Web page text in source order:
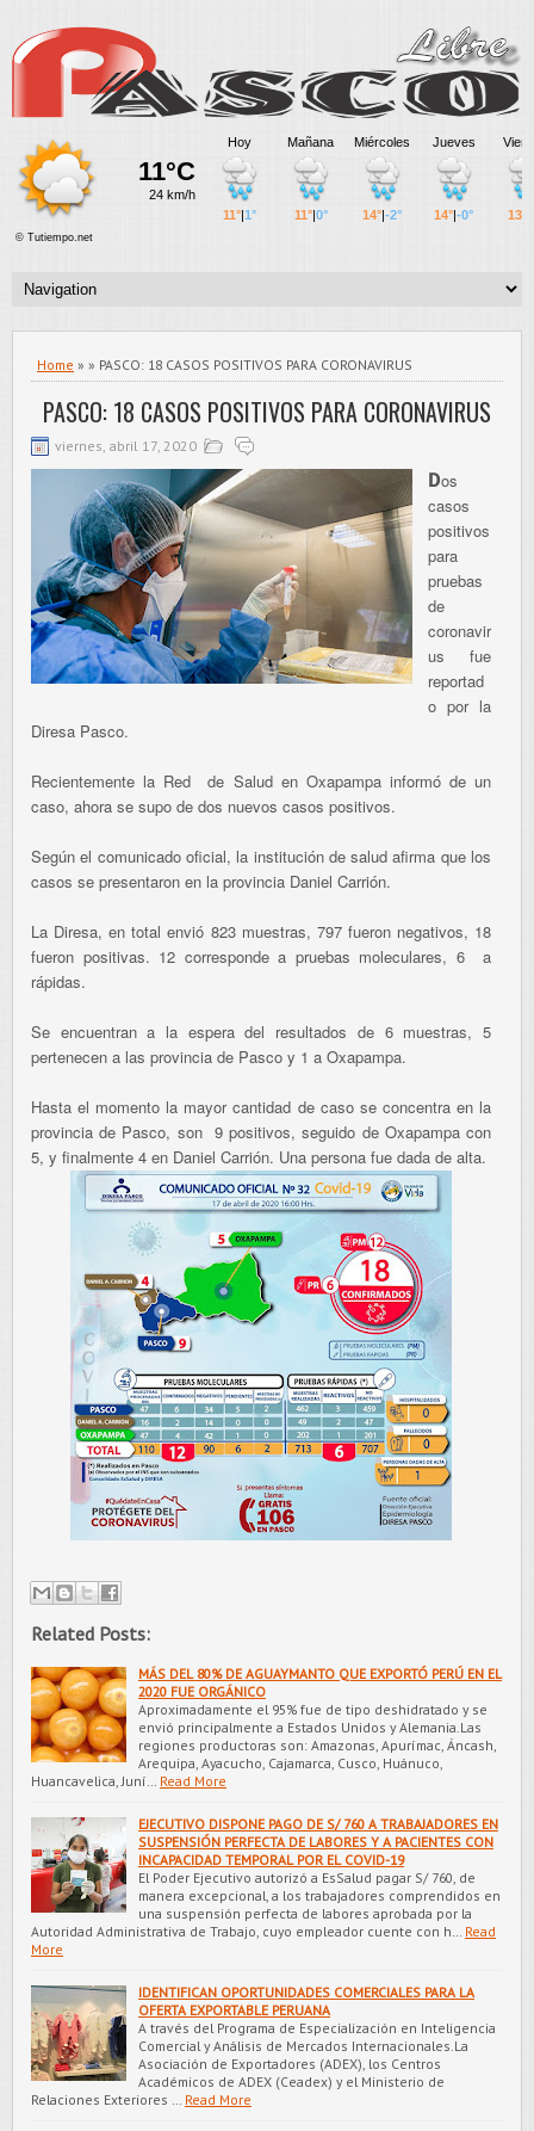
Home » » PASCO: 18 CASOS POSITIVOS PARA CORONAVIRUS
PASCO: 18 CASOS POSITIVOS PARA CORONAVIRUS
viernes, abril 17, 2020
Dos
casos
positivos
para
pruebas
de
coronavir
us fue
reportad
o por la
Diresa Pasco.
Recientemente la Red de Salud en Oxapampa informó de un
caso, ahora se supo de dos nuevos casos positivos.
Según el comunicado oficial, la institución de salud afirma que los
casos se presentaron en la provincia Daniel Carrión.
La Diresa, en total envió 823‬ muestras, 797‬ fueron negativos, 18
fueron positivas. 12 corresponde a pruebas moleculares, 6 a
rápidas.
Se encuentran a la espera del resultados de 6 muestras, 5
pertenecen a las provincia de Pasco y 1 a Oxapampa.
Hasta el momento la mayor cantidad de caso se concentra en la
provincia de Pasco, son 9 positivos, seguido de Oxapampa con
5, y finalmente 4 en Daniel Carrión. Una persona fue dada de alta.
Related Posts:
MÁS DEL 80% DE AGUAYMANTO QUE EXPORTÓ PERÚ EN EL
2020 FUE ORGÁNICO
Aproximadamente el 95% fue de tipo deshidratado y se
envió principalmente a Estados Unidos y Alemania.Las
regiones productoras son: Amazonas, Apurímac, Áncash,
Arequipa, Ayacucho, Cajamarca, Cusco, Huánuco,
Huancavelica, Juní…
Read More
EJECUTIVO DISPONE PAGO DE S/ 760 A TRABAJADORES EN
SUSPENSIÓN PERFECTA DE LABORES Y A PACIENTES CON
INCAPACIDAD TEMPORAL POR EL COVID-19
El Poder Ejecutivo autorizó a EsSalud pagar S/ 760, de
manera excepcional, a los trabajadores comprendidos en
una suspensión perfecta de labores aprobada por la
Autoridad Administrativa de Trabajo, cuyo empleador cuente con h…
Read
More
IDENTIFICAN OPORTUNIDADES COMERCIALES PARA LA
OFERTA EXPORTABLE PERUANA
A través del Programa de Especialización en Inteligencia
Comercial y Análisis de Mercados Internacionales.La
Asociación de Exportadores (ADEX), los Centros
Académicos de ADEX (Ceadex) y el Ministerio de
Relaciones Exteriores …
Read More